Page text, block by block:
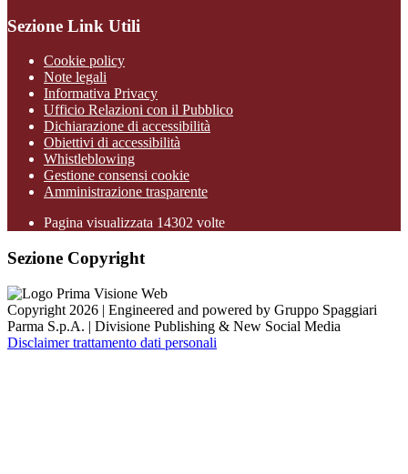
Sezione Link Utili
Cookie policy
Note legali
Informativa Privacy
Ufficio Relazioni con il Pubblico
Dichiarazione di accessibilità
Obiettivi di accessibilità
Whistleblowing
Gestione consensi cookie
Amministrazione trasparente
Pagina visualizzata 14302 volte
Sezione Copyright
Copyright 2026 | Engineered and powered by Gruppo Spaggiari
Parma S.p.A. | Divisione Publishing & New Social Media
Disclaimer trattamento dati personali